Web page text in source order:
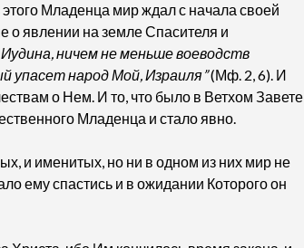
Младенца мир ждал с начала своей
о явлении на земле Спасителя и
ничем не меньше воеводств
упасет народ Мой, Израиля”(Мф. 2, 6). И
о Нем. И то, что было в Ветхом Завете
Младенца и стало явно.
и именитых, но ни в одном из них мир не
ему спастись и в ожидании Которого он